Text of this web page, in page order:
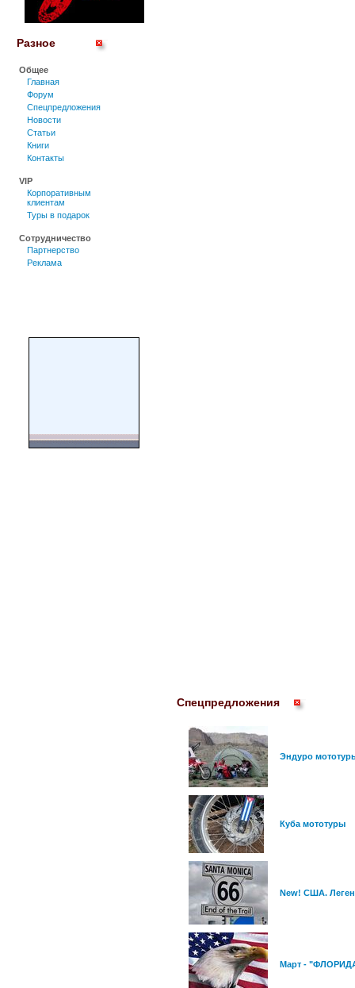
Разное
Общее
Главная
Форум
Спецпредложения
Новости
Статьи
Книги
Контакты
VIP
Корпоративным
клиентам
Туры в подарок
Сотрудничество
Партнерство
Реклама
Спецпредложения
Эндуро
Куба мототуры
New! США.
Март - "ФЛОРИДА